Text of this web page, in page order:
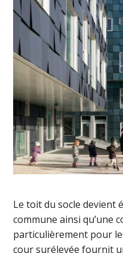
Le toit du socle devient
commune ainsi qu’une
particulièrement pour
cour surélevée fournit